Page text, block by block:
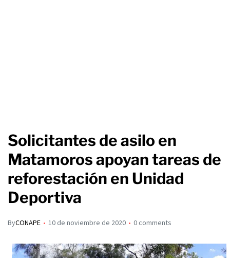
Solicitantes de asilo en
Matamoros apoyan tareas de
reforestación en Unidad
Deportiva
ByCONAPE 10 de noviembre de 2020 0 comments